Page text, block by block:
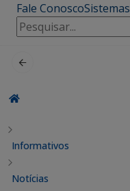
Fale ConoscoSistemas
Pesquisar
por:
Informativos
Notícias